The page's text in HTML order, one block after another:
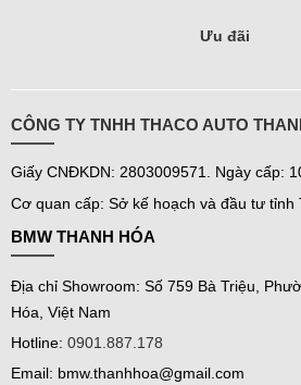
Ưu đãi
CÔNG TY TNHH THACO AUTO
Giấy CNĐKDN: 2803009571. Ngày cấp:
Cơ quan cấp: Sở kế hoạch và đầu tư tỉnh
BMW THANH HÓA
Địa chỉ Showroom: Số 759 Bà Triệu,
Hóa, Việt Nam
Hotline: 0901.887.178
Email: bmw.thanhhoa@gmail.com